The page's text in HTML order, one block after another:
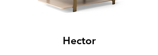
Hector